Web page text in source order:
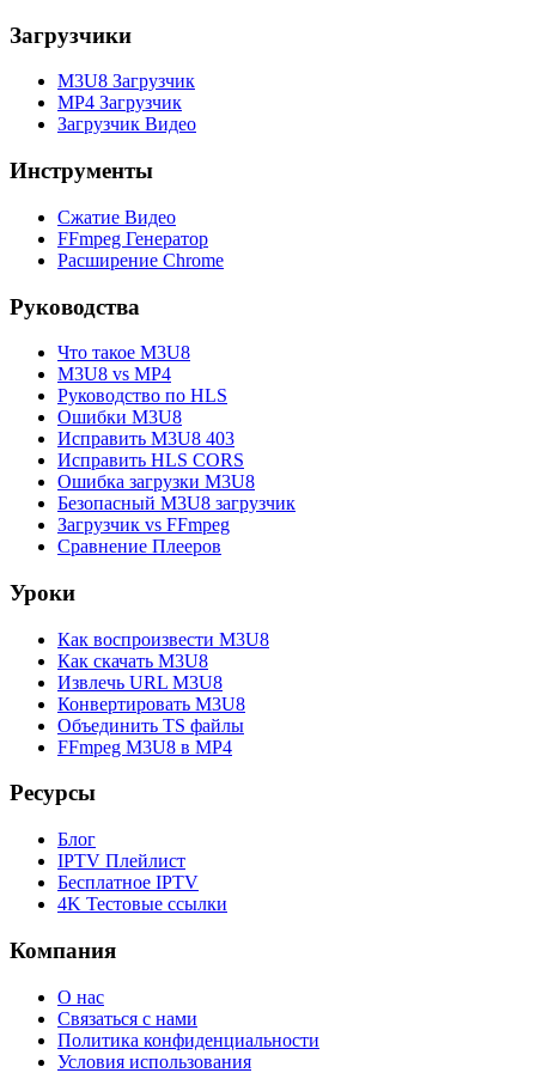
Загрузчики
M3U8 Загрузчик
MP4 Загрузчик
Загрузчик Видео
Инструменты
Сжатие Видео
FFmpeg Генератор
Расширение Chrome
Руководства
Что такое M3U8
M3U8 vs MP4
Руководство по HLS
Ошибки M3U8
Исправить M3U8 403
Исправить HLS CORS
Ошибка загрузки M3U8
Безопасный M3U8 загрузчик
Загрузчик vs FFmpeg
Сравнение Плееров
Уроки
Как воспроизвести M3U8
Как скачать M3U8
Извлечь URL M3U8
Конвертировать M3U8
Объединить TS файлы
FFmpeg M3U8 в MP4
Ресурсы
Блог
IPTV Плейлист
Бесплатное IPTV
4K Тестовые ссылки
Компания
О нас
Связаться с нами
Политика конфиденциальности
Условия использования